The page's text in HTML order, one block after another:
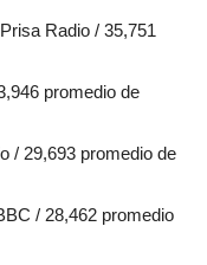
Radio / 35,751
promedio de
/ 29,693 promedio de
/ 28,462 promedio